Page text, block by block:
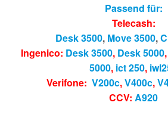
Passend für:
Telecash:
Desk 3500, Move 3500,
Ingenico: Desk 3500, Desk 5000,
5000, ict 250,
Verifone: V200c,V400c,
CCV: A920